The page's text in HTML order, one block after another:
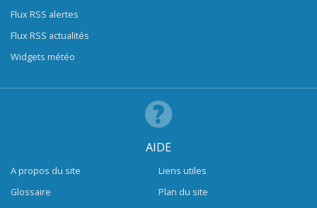
Flux RSS alertes
Flux RSS actualités
Widgets météo
AIDE
A propos du site
Glossaire
Liens utiles
Plan du site